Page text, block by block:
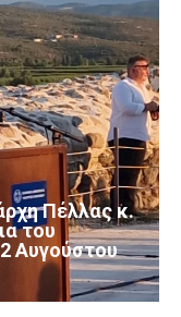
Πέλλας κ.
του
Αυγούστου